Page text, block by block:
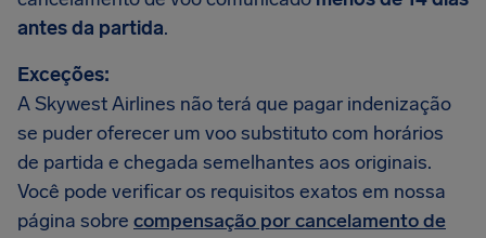
antes da partida.
Exceções:
A Skywest Airlines não terá que pagar indenização
se puder oferecer um voo substituto com horários
de partida e chegada semelhantes aos originais.
Você pode verificar os requisitos exatos em nossa
página sobre compensação por cancelamento de